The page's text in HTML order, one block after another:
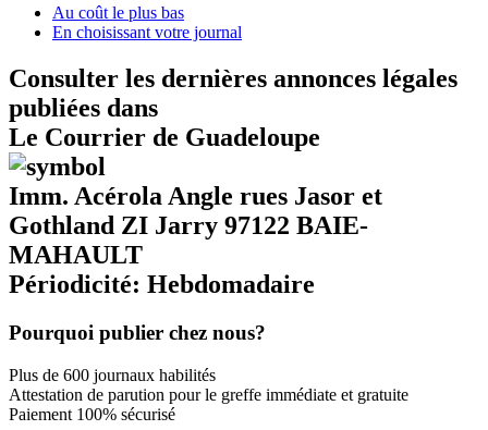
Au coût le plus bas
En choisissant votre journal
Consulter les dernières annonces légales
publiées dans
Le Courrier de Guadeloupe
Imm. Acérola Angle rues Jasor et
Gothland ZI Jarry 97122 BAIE-
MAHAULT
Périodicité: Hebdomadaire
Pourquoi publier chez nous?
Plus de 600 journaux habilités
Attestation de parution pour le greffe immédiate et gratuite
Paiement 100% sécurisé